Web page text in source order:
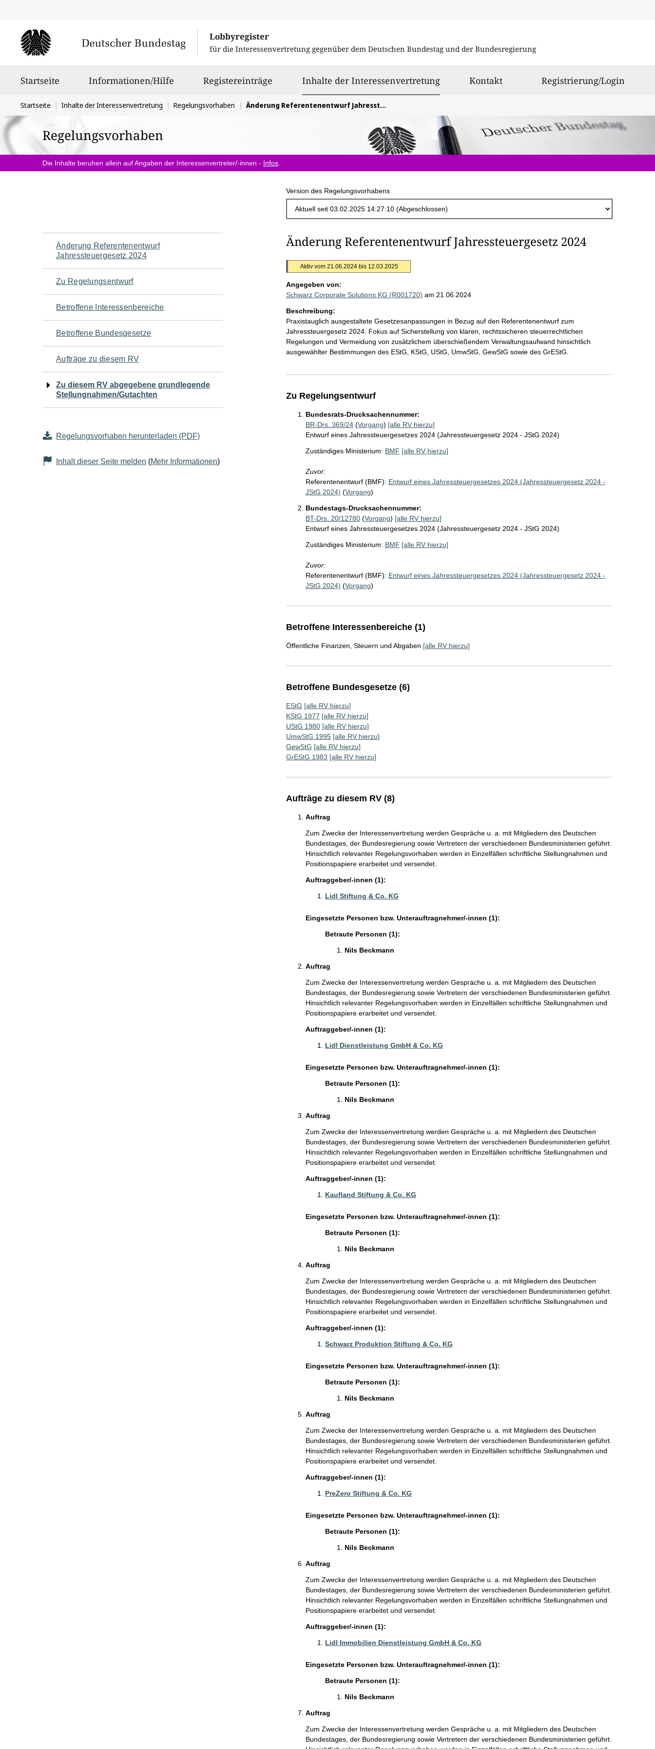
Lobbyregister
für die Interessenvertretung gegenüber dem Deutschen Bundestag und der Bundesregierung
Startseite Informationen/Hilfe Registereinträge Inhalte der Interessenvertretungausgewählt
Kontakt Registrierung/Login
Sie
befinden
sich
hier:
Startseite Inhalte der Interessenvertretung Regelungsvorhaben Änderung Referentenentwurf Jahressteuergesetz 2024
Regelungsvorhaben
Die Inhalte beruhen allein auf Angaben der Interessenvertreter/-innen - Infos
Version des Regelungsvorhabens
Navigation
für
den
Seiteninhalt
Änderung Referentenentwurf
Jahressteuergesetz 2024
Zu Regelungsentwurf
Betroffene Interessenbereiche
Betroffene Bundesgesetze
Aufträge zu diesem RV
Zu diesem RV abgegebene grundlegende
Stellungnahmen/Gutachten
Regelungsvorhaben herunterladen (PDF)
Inhalt dieser Seite melden (Mehr Informationen)
Änderung Referentenentwurf Jahressteuergesetz 2024
Aktiv vom 21.06.2024 bis 12.03.2025
Angegeben von:
Schwarz Corporate Solutions KG (R001720) am 21.06.2024
Beschreibung:
Praxistauglich ausgestaltete Gesetzesanpassungen in Bezug auf den Referentenentwurf zum
Jahressteuergesetz 2024: Fokus auf Sicherstellung von klaren, rechtssicheren steuerrechtlichen
Regelungen und Vermeidung von zusätzlichem überschießendem Verwaltungsaufwand hinsichtlich
ausgewählter Bestimmungen des EStG, KStG, UStG, UmwStG, GewStG sowie des GrEStG.
Zu Regelungsentwurf
Bundesrats-Drucksachennummer:
BR-Drs. 369/24(Vorgang) [alle RV hierzu]
Entwurf eines Jahressteuergesetzes 2024 (Jahressteuergesetz 2024 - JStG 2024)
Zuständiges Ministerium: BMF [alle RV hierzu]
Zuvor:
Referentenentwurf (BMF): Entwurf eines Jahressteuergesetzes 2024 (Jahressteuergesetz 2024 -
JStG 2024) (Vorgang)
Bundestags-Drucksachennummer:
BT-Drs. 20/12780(Vorgang) [alle RV hierzu]
Entwurf eines Jahressteuergesetzes 2024 (Jahressteuergesetz 2024 - JStG 2024)
Zuständiges Ministerium: BMF [alle RV hierzu]
Zuvor:
Referentenentwurf (BMF): Entwurf eines Jahressteuergesetzes 2024 (Jahressteuergesetz 2024 -
JStG 2024) (Vorgang)
Betroffene Interessenbereiche (1)
Öffentliche Finanzen, Steuern und Abgaben [alle RV hierzu]
Betroffene Bundesgesetze (6)
EStG [alle RV hierzu]
KStG 1977 [alle RV hierzu]
UStG 1980 [alle RV hierzu]
UmwStG 1995 [alle RV hierzu]
GewStG [alle RV hierzu]
GrEStG 1983 [alle RV hierzu]
Aufträge zu diesem RV (8)
Auftrag
Zum Zwecke der Interessenvertretung werden Gespräche u. a. mit Mitgliedern des Deutschen
Bundestages, der Bundesregierung sowie Vertretern der verschiedenen Bundesministerien geführt.
Hinsichtlich relevanter Regelungsvorhaben werden in Einzelfällen schriftliche Stellungnahmen und
Positionspapiere erarbeitet und versendet.
Auftraggeber/-innen (1):
Lidl Stiftung & Co. KG
Eingesetzte Personen bzw. Unterauftragnehmer/-innen (1):
Betraute Personen (1):
Nils Beckmann
Auftrag
Zum Zwecke der Interessenvertretung werden Gespräche u. a. mit Mitgliedern des Deutschen
Bundestages, der Bundesregierung sowie Vertretern der verschiedenen Bundesministerien geführt.
Hinsichtlich relevanter Regelungsvorhaben werden in Einzelfällen schriftliche Stellungnahmen und
Positionspapiere erarbeitet und versendet.
Auftraggeber/-innen (1):
Lidl Dienstleistung GmbH & Co. KG
Eingesetzte Personen bzw. Unterauftragnehmer/-innen (1):
Betraute Personen (1):
Nils Beckmann
Auftrag
Zum Zwecke der Interessenvertretung werden Gespräche u. a. mit Mitgliedern des Deutschen
Bundestages, der Bundesregierung sowie Vertretern der verschiedenen Bundesministerien geführt.
Hinsichtlich relevanter Regelungsvorhaben werden in Einzelfällen schriftliche Stellungnahmen und
Positionspapiere erarbeitet und versendet.
Auftraggeber/-innen (1):
Kaufland Stiftung & Co. KG
Eingesetzte Personen bzw. Unterauftragnehmer/-innen (1):
Betraute Personen (1):
Nils Beckmann
Auftrag
Zum Zwecke der Interessenvertretung werden Gespräche u. a. mit Mitgliedern des Deutschen
Bundestages, der Bundesregierung sowie Vertretern der verschiedenen Bundesministerien geführt.
Hinsichtlich relevanter Regelungsvorhaben werden in Einzelfällen schriftliche Stellungnahmen und
Positionspapiere erarbeitet und versendet.
Auftraggeber/-innen (1):
Schwarz Produktion Stiftung & Co. KG
Eingesetzte Personen bzw. Unterauftragnehmer/-innen (1):
Betraute Personen (1):
Nils Beckmann
Auftrag
Zum Zwecke der Interessenvertretung werden Gespräche u. a. mit Mitgliedern des Deutschen
Bundestages, der Bundesregierung sowie Vertretern der verschiedenen Bundesministerien geführt.
Hinsichtlich relevanter Regelungsvorhaben werden in Einzelfällen schriftliche Stellungnahmen und
Positionspapiere erarbeitet und versendet.
Auftraggeber/-innen (1):
PreZero Stiftung & Co. KG
Eingesetzte Personen bzw. Unterauftragnehmer/-innen (1):
Betraute Personen (1):
Nils Beckmann
Auftrag
Zum Zwecke der Interessenvertretung werden Gespräche u. a. mit Mitgliedern des Deutschen
Bundestages, der Bundesregierung sowie Vertretern der verschiedenen Bundesministerien geführt.
Hinsichtlich relevanter Regelungsvorhaben werden in Einzelfällen schriftliche Stellungnahmen und
Positionspapiere erarbeitet und versendet.
Auftraggeber/-innen (1):
Lidl Immobilien Dienstleistung GmbH & Co. KG
Eingesetzte Personen bzw. Unterauftragnehmer/-innen (1):
Betraute Personen (1):
Nils Beckmann
Auftrag
Zum Zwecke der Interessenvertretung werden Gespräche u. a. mit Mitgliedern des Deutschen
Bundestages, der Bundesregierung sowie Vertretern der verschiedenen Bundesministerien geführt.